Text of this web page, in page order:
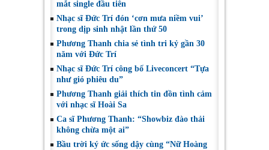
mắt single đầu tiên
Nhạc sĩ Đức Trí đón ‘cơn mưa niềm vui’
trong dịp sinh nhật lần thứ 50
Phương Thanh chia sẻ tình tri kỷ gần 30
năm với Đức Trí
Nhạc sĩ Đức Trí công bố Liveconcert “Tựa
như gió phiêu du”
Phương Thanh giải thích tin đồn tình cảm
với nhạc sĩ Hoài Sa
Ca sĩ Phương Thanh: “Showbiz đào thải
không chừa một ai”
Bầu trời ký ức sống dậy cùng “Nữ Hoàng